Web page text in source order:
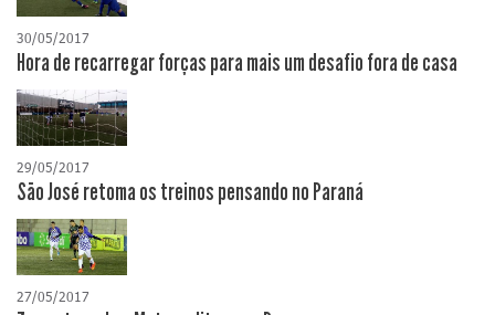
30/05/2017
Hora de recarregar forças para mais um desafio fora de casa
29/05/2017
São José retoma os treinos pensando no Paraná
27/05/2017